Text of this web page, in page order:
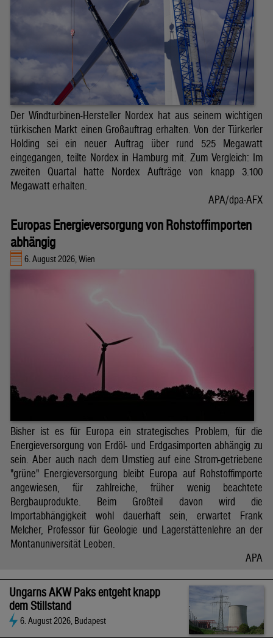
Der Windturbinen-Hersteller Nordex hat aus seinem wichtigen
türkischen Markt einen Großauftrag erhalten. Von der Türkerler
Holding sei ein neuer Auftrag über rund 525 Megawatt
eingegangen, teilte Nordex in Hamburg mit. Zum Vergleich: Im
zweiten Quartal hatte Nordex Aufträge von knapp 3.100
Megawatt erhalten.
APA/dpa-AFX
Europas Energieversorgung von Rohstoffimporten
abhängig
6. August 2026, Wien
Bisher ist es für Europa ein strategisches Problem, für die
Energieversorgung von Erdöl- und Erdgasimporten abhängig zu
sein. Aber auch nach dem Umstieg auf eine Strom-getriebene
"grüne" Energieversorgung bleibt Europa auf Rohstoffimporte
angewiesen, für zahlreiche, früher wenig beachtete
Bergbauprodukte. Beim Großteil davon wird die
Importabhängigkeit wohl dauerhaft sein, erwartet Frank
Melcher, Professor für Geologie und Lagerstättenlehre an der
Montanuniversität Leoben.
APA
Ungarns AKW Paks entgeht knapp
dem Stillstand
6. August 2026, Budapest